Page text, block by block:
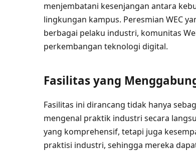
menjembatani kesenjangan antara
lingkungan kampus. Peresmian WEC
berbagai pelaku industri, komunitas
perkembangan teknologi digital.
Fasilitas yang
Fasilitas ini dirancang tidak hanya
mengenal praktik industri secara
yang komprehensif, tetapi juga
praktisi industri, sehingga mereka